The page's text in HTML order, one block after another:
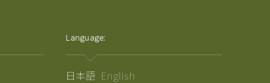
Language:
日本語 English